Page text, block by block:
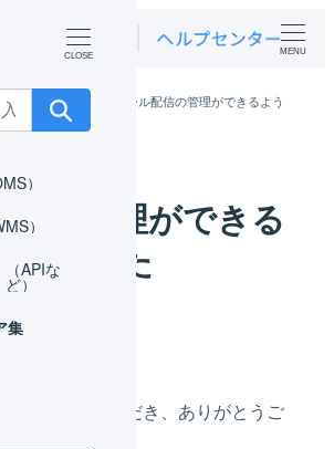
）
）
（APIな
ど）
集
MENU
ニュース
メール配信の管理ができるよう
信の管理ができる
りました
カテゴリー
をご利用いただき、ありがとうご